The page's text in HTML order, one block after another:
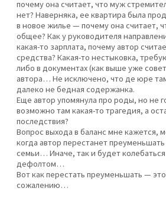
почему она считает, что муж
нет? Наверняка, ее квартира была
в новое жилье — почему она считает,
общее? Как у руководителя
какая-то зарплата, почему автор
средства? Какая-то нестыковка,
либо в документах (как выше уже
автора… Не исключено, что де юре
далеко не бедная содержанка.
Еще автор упомянула про роды, но не
возможно там какая-то трагедия, а
последствия?
Вопрос выхода в баланс мне кажется,
когда автор перестанет
семьи… Иначе, так и будет
дефолтом…
Вот как перестать преуменьшать —
сожалению…